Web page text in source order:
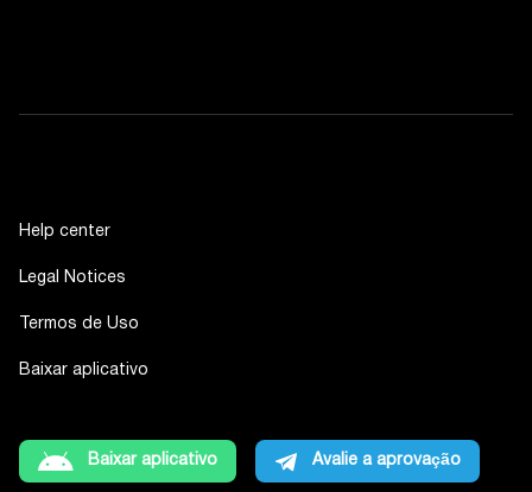
Help center
Legal Notices
Termos de Uso
Baixar aplicativo
Baixar aplicativo Avalie a aprovação